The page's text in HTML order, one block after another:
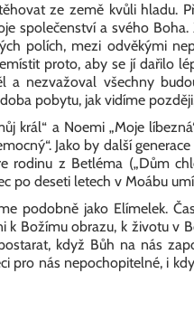
ze země kvůli hladu.
společenství a svého
polích, mezi odvěkými
proto, aby se jí dařilo
a nezvažoval všechny
pobytu, jak vidíme
král“ a Noemi „Moje
Jako by další
rodinu z Betléma („Dům
po deseti letech v Moábu
podobně jako Elímelek.
k Božímu obrazu, k životu v
když Bůh na nás
pro nás nepochopitelné, i